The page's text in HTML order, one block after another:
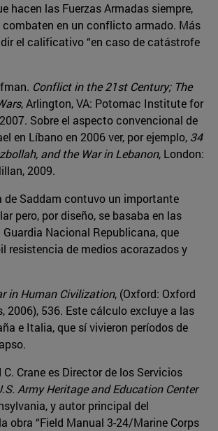
hacen las Fuerzas Armadas siempre,
en un conflicto armado. Más
el calificativo “en caso de catástrofe
Conflict in the 21st Century; The
, Arlington, VA: Potomac Institute for
Sobre el aspecto convencional de
en Líbano en 2006 ver, por ejemplo, 34
and the War in Lebanon, London:
2009.
de Saddam contuvo un importante
pero, por diseño, se basaba en las
Guardia Nacional Republicana, que
resistencia de medios acorazados y
in Human Civilization, (Oxford: Oxford
2006), 536. Este cálculo excluye a las
e Italia, que sí vivieron períodos de
C. Crane es Director de los Servicios
Army Heritage and Education Center
y autor principal del
obra “Field Manual 3-24/Marine Corps